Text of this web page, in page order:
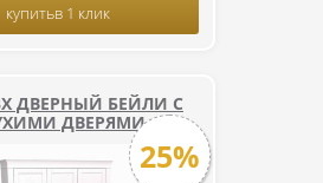
купитьв 1 клик
ДВЕРНЫЙ БЕЙЛИ С
ДВЕРЯМИ
25%